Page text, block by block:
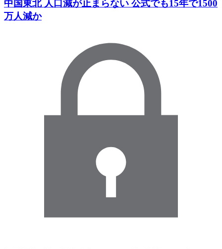
中国東北 人口減が止まらない 公式でも15年で1500
万人減か